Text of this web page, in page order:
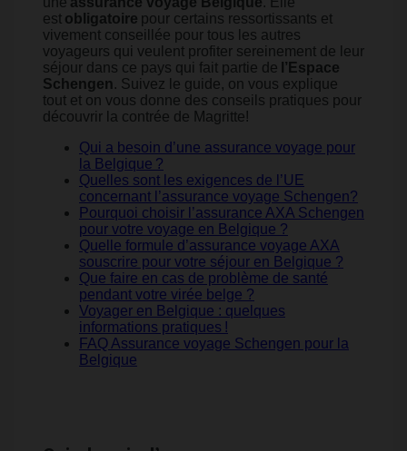
est obligatoire pour certains ressortissants et
vivement conseillée pour tous les autres
voyageurs qui veulent profiter sereinement de leur
séjour dans ce pays qui fait partie de l’Espace
Schengen. Suivez le guide, on vous explique
tout et on vous donne des conseils pratiques pour
découvrir la contrée de Magritte!
Qui a besoin d’une assurance voyage pour
la Belgique ?
Quelles sont les exigences de l’UE
concernant l’assurance voyage Schengen?
Pourquoi choisir l’assurance AXA Schengen
pour votre voyage en Belgique ?
Quelle formule d’assurance voyage AXA
souscrire pour votre séjour en Belgique ?
Que faire en cas de problème de santé
pendant votre virée belge ?
Voyager en Belgique : quelques
informations pratiques !
FAQ Assurance voyage Schengen pour la
Belgique